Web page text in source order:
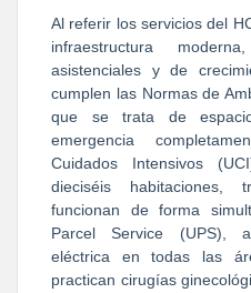
Al referir los servicios del
infraestructura
asistenciales y de
cumplen las Normas de
que se trata de
emergencia
Cuidados Intensivos
dieciséis
funcionan de forma
Parcel Service (UPS),
eléctrica en todas las
practican cirugías